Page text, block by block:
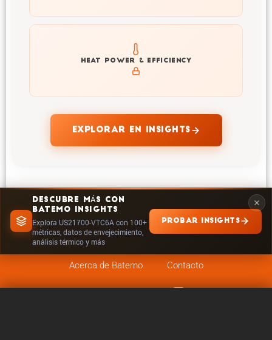
DESCUBRE MÁS CON
BATEMO INSIGHTS
Explora US21700-VTC6A con 100+
métricas, datos de envejecimiento,
análisis térmico y más
PROBAR INSIGHTS
HEAT POWER & EFFICIENCY
Explore heat generation and cell efficiency at different
temperatures and powers of US21700-VTC6A
EXPLORAR EN INSIGHTS
Acerca de Batemo Contacto